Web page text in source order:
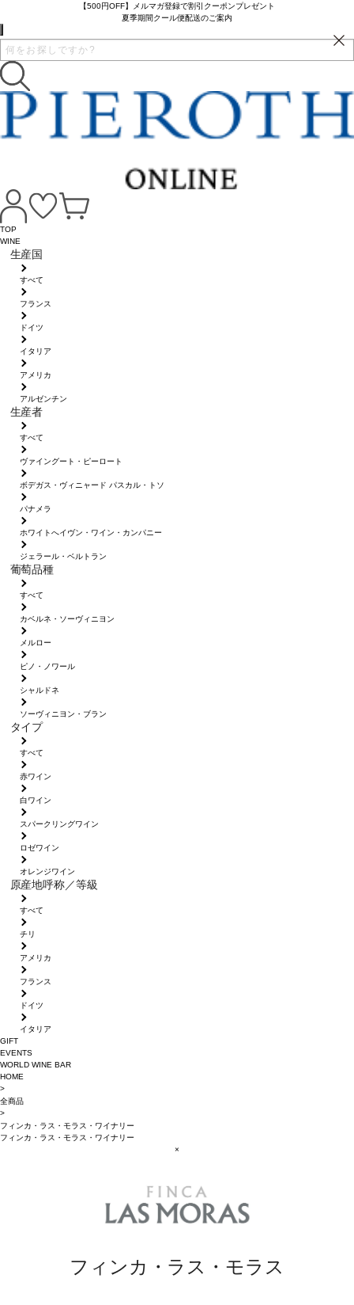
【500円OFF】メルマガ登録で割引クーポンプレゼント
夏季期間クール便配送のご案内
TOP
WINE
生産国
すべて
フランス
ドイツ
イタリア
アメリカ
アルゼンチン
生産者
すべて
ヴァイングート・ピーロート
ボデガス・ヴィニャード パスカル・トソ
パナメラ
ホワイトへイヴン・ワイン・カンパニー
ジェラール・ベルトラン
葡萄品種
すべて
カベルネ・ソーヴィニヨン
メルロー
ピノ・ノワール
シャルドネ
ソーヴィニヨン・ブラン
タイプ
すべて
赤ワイン
白ワイン
スパークリングワイン
ロゼワイン
オレンジワイン
原産地呼称／等級
すべて
チリ
アメリカ
フランス
ドイツ
イタリア
GIFT
EVENTS
WORLD WINE BAR
HOME
>
全商品
>
フィンカ・ラス・モラス・ワイナリー
フィンカ・ラス・モラス・ワイナリー
×
フィンカ・ラス・モラス